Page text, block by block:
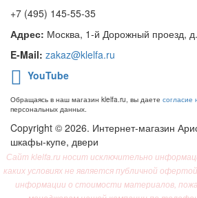
+7 (495) 145-55-35
Адрес: Москва, 1-й Дорожный проезд,
E-Mail: zakaz@klelfa.ru
YouTube
Обращаясь в наш магазин klelfa.ru, вы даете согласие
персональных данных.
Copyright © 2026. Интернет-магазин
шкафы-купе, двери
Сайт klelfa.ru носит исключительно
каких условиях не является публичной
информации о стоимости материалов,